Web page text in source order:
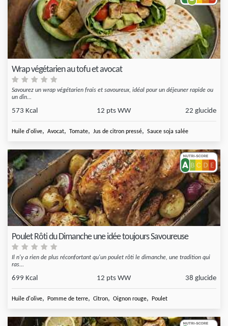
Wrap végétarien au tofu et avocat
Savourez un wrap végétarien frais et savoureux, idéal pour un déjeuner rapide ou
un dîn...
573 Kcal 12 pts WW 22 glucide
Huile d'olive, Avocat, Tomate, Jus de citron pressé, Sauce soja salée
Poulet Rôti du Dimanche une idée toujours Savoureuse
Il n'y a rien de plus réconfortant qu'un poulet rôti le dimanche, une tradition qui
ras...
699 Kcal 12 pts WW 38 glucide
Huile d'olive, Pomme de terre, Citron, Oignon rouge, Poulet